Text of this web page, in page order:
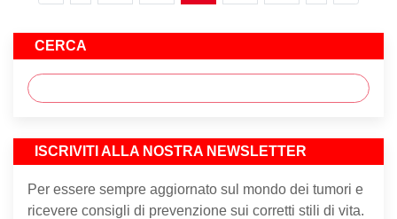
CERCA
ISCRIVITI ALLA NOSTRA NEWSLETTER
Per essere sempre aggiornato sul mondo dei tumori e
ricevere consigli di prevenzione sui corretti stili di vita.